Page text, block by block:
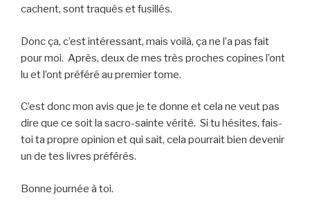
cachent, sont traqués et fusillés.
Donc ça, c’est intéressant, mais voilà, ça ne l’a pas fait
pour moi. Après, deux de mes très proches copines l’ont
lu et l’ont préféré au premier tome.
C’est donc mon avis que je te donne et cela ne veut pas
dire que ce soit la sacro-sainte vérité. Si tu hésites, fais-
toi ta propre opinion et qui sait, cela pourrait bien devenir
un de tes livres préférés.
Bonne journée à toi.